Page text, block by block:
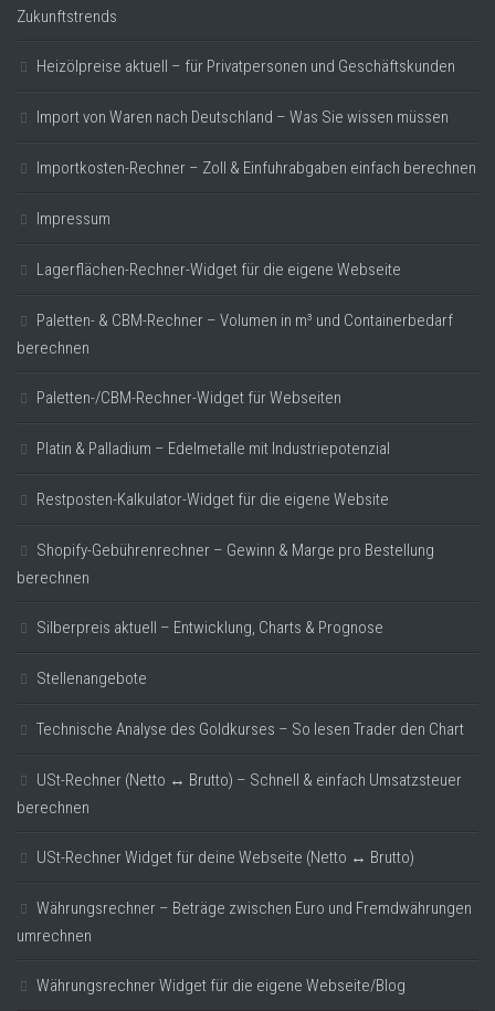
Zukunftstrends
Heizölpreise aktuell – für Privatpersonen und Geschäftskunden
Import von Waren nach Deutschland – Was Sie wissen müssen
Importkosten-Rechner – Zoll & Einfuhrabgaben einfach berechnen
Impressum
Lagerflächen-Rechner-Widget für die eigene Webseite
Paletten- & CBM-Rechner – Volumen in m³ und Containerbedarf
berechnen
Paletten-/CBM-Rechner-Widget für Webseiten
Platin & Palladium – Edelmetalle mit Industriepotenzial
Restposten-Kalkulator-Widget für die eigene Website
Shopify-Gebührenrechner – Gewinn & Marge pro Bestellung
berechnen
Silberpreis aktuell – Entwicklung, Charts & Prognose
Stellenangebote
Technische Analyse des Goldkurses – So lesen Trader den Chart
USt-Rechner (Netto ↔ Brutto) – Schnell & einfach Umsatzsteuer
berechnen
USt-Rechner Widget für deine Webseite (Netto ↔ Brutto)
Währungsrechner – Beträge zwischen Euro und Fremdwährungen
umrechnen
Währungsrechner Widget für die eigene Webseite/Blog